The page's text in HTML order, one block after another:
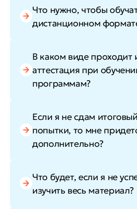
Что нужно, чтобы
дистанционном
В каком виде проходит
аттестация при
программам?
Если я не сдам
попытки, то мне
дополнительно?
Что будет, если я не
изучить весь материал?